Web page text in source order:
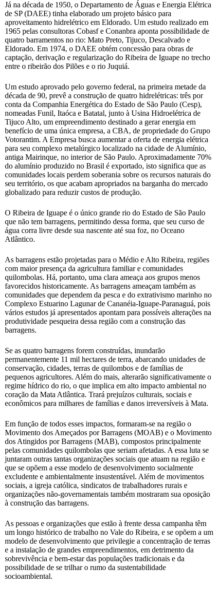
Já na década de 1950, o Departamento de Águas e Energia Elétrica
de SP (DAEE) tinha elaborado um projeto básico para
aproveitamento hidrelétrico em Eldorado. Um estudo realizado em
1965 pelas consultoras Cobasf e Conanbra aponta possibilidade de
quatro barramentos no rio: Mato Preto, Tijuco, Descalvado e
Eldorado. Em 1974, o DAEE obtém concessão para obras de
captação, derivação e regularização do Ribeira de Iguape no trecho
entre o ribeirão dos Pilões e o rio Juquiá.
Um estudo aprovado pelo governo federal, na primeira metade da
década de 90, prevê a construção de quatro hidrelétricas: três por
conta da Companhia Energética do Estado de São Paulo (Cesp),
nomeadas Funil, Itaóca e Batatal, junto à Usina Hidroelétrica de
Tijuco Alto, um empreendimento destinado a gerar energia em
benefício de uma única empresa, a CBA, de propriedade do Grupo
Votorantim. A Empresa busca aumentar a oferta de energia elétrica
para seu complexo metalúrgico localizado na cidade de Alumínio,
antiga Mairinque, no interior de São Paulo. Aproximadamente 70%
do alumínio produzido no Brasil é exportado, isto significa que as
comunidades locais perdem soberania sobre os recursos naturais do
seu território, os que acabam apropriados na barganha do mercado
globalizado para reduzir custos de produção.
O Ribeira de Iguape é o único grande rio do Estado de São Paulo
que não tem barragens, permitindo dessa forma, que seu curso de
água corra livre desde sua nascente até sua foz, no Oceano
Atlântico.
As barragens estão projetadas para o Médio e Alto Ribeira, regiões
com maior presença da agricultura familiar e comunidades
quilombolas. Há, portanto, uma clara ameaça aos grupos menos
favorecidos historicamente. As barragens ameaçam também as
comunidades que dependem da pesca e do extrativismo marinho no
Complexo Estuarino Lagunar de Cananéia-Iguape-Paranaguá, pois
vários estudos já apresentados apontam para possíveis alterações na
produtividade pesqueira dessa região com a construção das
barragens.
Se as quatro barragens forem construídas, inundarão
permanentemente 11 mil hectares de terra, abarcando unidades de
conservação, cidades, terras de quilombos e de famílias de
pequenos agricultores. Além do mais, alterarão significativamente o
regime hídrico do rio, o que implica em alto impacto ambiental no
coração da Mata Atlântica. Trará prejuízos culturais, sociais e
econômicos para milhares de famílias e danos irreversíveis à Mata.
Em função de todos esses impactos, formaram-se na região o
Movimento dos Ameçados por Barragens (MOAB) e o Movimento
dos Atingidos por Barragens (MAB), compostos principalmente
pelas comunidades quilombolas que seriam afetadas. A essa luta se
juntaram outras tantas organizações sociais que atuam na região e
que se opõem a esse modelo de desenvolvimento socialmente
excludente e ambientalmente insustentável. Além de movimentos
sociais, a igreja católica, sindicatos de trabalhadores rurais e
organizações não-governamentais também mostraram sua oposição
à construção das barragens.
As pessoas e organizações que estão à frente dessa campanha têm
um longo histórico de trabalho no Vale do Ribeira, e se opõem a um
modelo de desenvolvimento que privilegie a concentração de terras
e a instalação de grandes empreendimentos, em detrimento da
sobrevivência e bem-estar das populações tradicionais e da
possibilidade de se trilhar o rumo da sustentabilidade
socioambiental.